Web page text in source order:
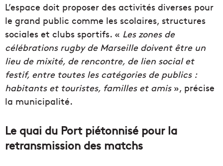
L’espace doit proposer des activités diverses pour
le grand public comme les scolaires, structures
sociales et clubs sportifs. « Les zones de
célébrations rugby de Marseille doivent être un
lieu de mixité, de rencontre, de lien social et
festif, entre toutes les catégories de publics :
habitants et touristes, familles et amis», précise
la municipalité.
Le quai du Port piétonnisé pour la
retransmission des matchs